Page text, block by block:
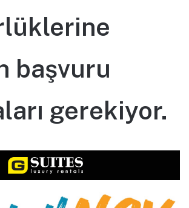
başvuru
gerekiyor.